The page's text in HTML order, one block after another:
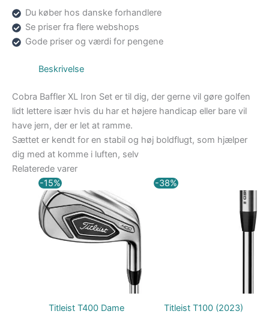
Du køber hos danske forhandlere
Se priser fra flere webshops
Gode priser og værdi for pengene
Beskrivelse
Cobra Baffler XL Iron Set er til dig, der gerne vil gøre golfen
lidt lettere især hvis du har et højere handicap eller bare vil
have jern, der er let at ramme.
Sættet er kendt for en stabil og høj boldflugt, som hjælper
dig med at komme i luften, selv
Relaterede varer
-15%
Titleist T400 Dame
Den
oprindelige
pris
var:
12.250,00 kr..
aktuelle
pris
er:
10.412,50 kr..
-38%
Titleist T100 (2023)
Den
oprindelige
aktuelle
6.499,00 kr..